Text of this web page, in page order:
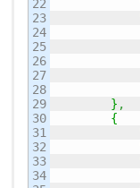
22
23
24
25
26
27
28
29
30
31
32
33
34
} ,
{